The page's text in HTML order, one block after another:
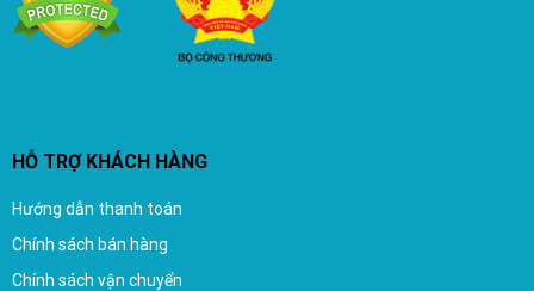
HỖ TRỢ KHÁCH HÀNG
Hướng dẫn thanh toán
Chính sách bán hàng
Chính sách vận chuyển